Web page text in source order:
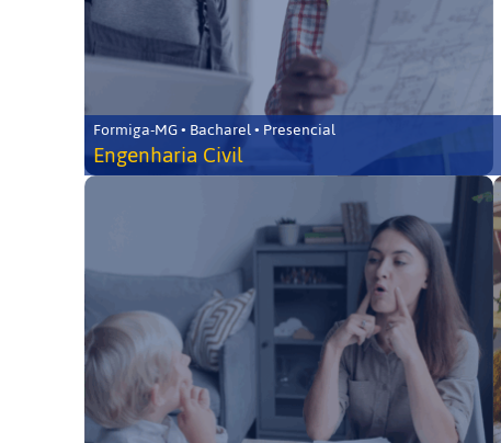
Formiga-MG • Bacharel • Presencial
Engenharia Civil